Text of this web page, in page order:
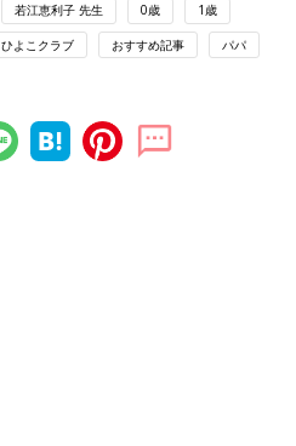
若江恵利子 先生 0歳 1歳
ひよこクラブ おすすめ記事 パパ